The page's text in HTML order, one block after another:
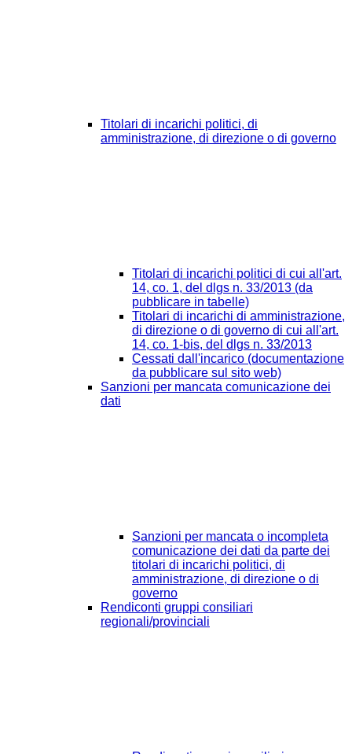
Titolari di incarichi politici, di
amministrazione, di direzione o di governo
Titolari di incarichi politici di cui all'art.
14, co. 1, del dlgs n. 33/2013 (da
pubblicare in tabelle)
Titolari di incarichi di amministrazione,
di direzione o di governo di cui all'art.
14, co. 1-bis, del dlgs n. 33/2013
Cessati dall'incarico (documentazione
da pubblicare sul sito web)
Sanzioni per mancata comunicazione dei
dati
Sanzioni per mancata o incompleta
comunicazione dei dati da parte dei
titolari di incarichi politici, di
amministrazione, di direzione o di
governo
Rendiconti gruppi consiliari
regionali/provinciali